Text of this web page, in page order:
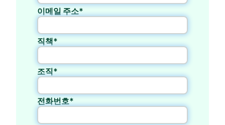
이메일 주소*
직책*
조직*
전화번호*